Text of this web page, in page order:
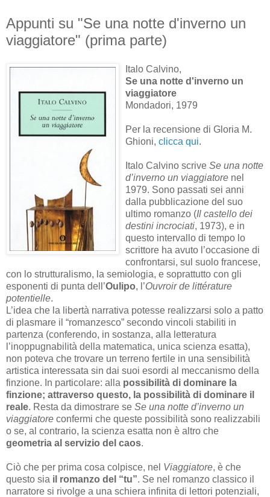
Appunti su "Se una notte d'inverno un
viaggiatore" (prima parte)
Italo Calvino,
Se una notte d'inverno un
viaggiatore
Mondadori, 1979
Per la recensione di Gloria M.
Ghioni, clicca qui.
Italo Calvino scrive Se una notte
d’inverno un viaggiatore nel
1979. Sono passati sei anni
dalla pubblicazione del suo
ultimo romanzo (Il castello dei
destini incrociati, 1973), e in
questo intervallo di tempo lo
scrittore ha avuto l’occasione di
confrontarsi, sul suolo francese,
con lo strutturalismo, la semiologia, e soprattutto con gli
esponenti di punta dell’Oulipo, l’Ouvroir de littérature
potentielle.
L’idea che la libertà narrativa potesse realizzarsi solo a patto
di plasmare il “romanzesco” secondo vincoli stabiliti in
partenza (conferendo, in sostanza, alla letteratura
l’inoppugnabilità della matematica, unica scienza esatta),
non poteva che trovare un terreno fertile in una sensibilità
artistica interessata sin dai suoi esordi al meccanismo della
finzione. In particolare: alla possibilità di dominare la
finzione; attraverso questo, la possibilità di dominare il
reale. Resta da dimostrare se Se una notte d’inverno un
viaggiatore confermi che queste possibilità sono realizzabili
o se, al contrario, la scienza esatta non è altro che
geometria al servizio del caos.
Ciò che per prima cosa colpisce, nel Viaggiatore, è che
questo sia il romanzo del “tu”. Se nel romanzo classico il
narratore si rivolge a una schiera infinita di lettori potenziali,